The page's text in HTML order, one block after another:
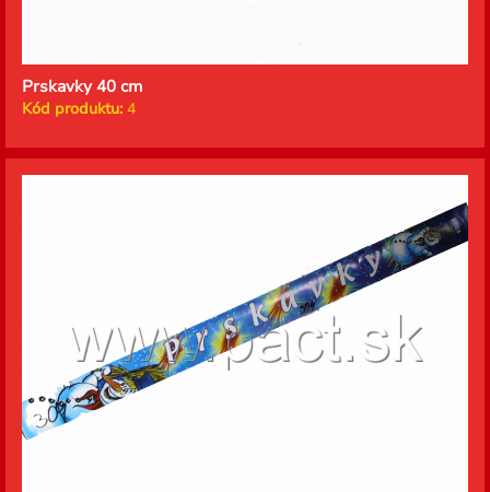
Prskavky 40 cm
Kód produktu: 4